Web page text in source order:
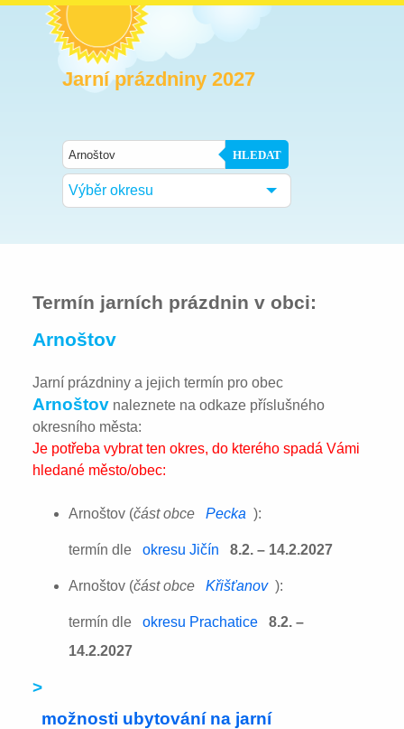
Jarní prázdniny 2027
HLEDAT
Výběr okresu
Termín jarních prázdnin v obci:
Arnoštov
Jarní prázdniny a jejich termín pro obec
Arnoštov naleznete na odkaze příslušného
okresního města:
Je potřeba vybrat ten okres, do kterého spadá Vámi
hledané město/obec:
Arnoštov (část obce Pecka ):
termín dle okresu Jičín 8.2. – 14.2.2027
Arnoštov (část obce Křišťanov ):
termín dle okresu Prachatice
8.2. –
14.2.2027
>
možnosti ubytování na jarní